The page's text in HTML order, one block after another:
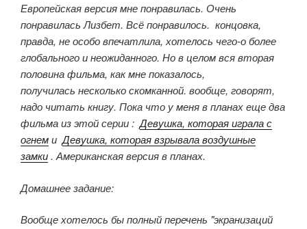
Европейская версия мне понравилась. Очень
понравилась Лизбет. Всё понравилось. концовка,
правда, не особо впечатлила, хотелось чего-о более
глобального и неожиданного. Но в целом вся вторая
половина фильма, как мне показалось,
получилась несколько скомканной. вообще, говорят,
надо читать книгу. Пока что у меня в планах еще два
фильма из этой серии :Девушка, которая играла с
огнемиДевушка, которая взрывала воздушные
замки. Американская версия в планах.
Домашнее задание:
Вообще хотелось бы полный перечень "экранизаций